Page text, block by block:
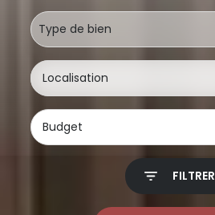
De l'immo pro
Type de bien
Budget
FILTRER